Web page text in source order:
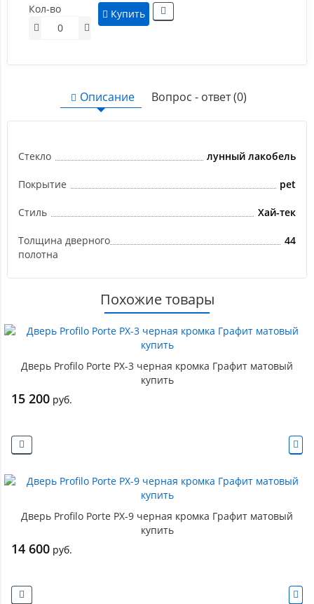
Кол-во
Купить
Описание Вопрос - ответ (0)
Стекло лунный лакобель
Покрытие pet
Стиль Хай-тек
Толщина дверного
полотна
44
Похожие товары
Дверь Profilo Porte PX-3 черная кромка Графит матовый
купить
15 200 руб.
Дверь Profilo Porte PX-9 черная кромка Графит матовый
купить
14 600 руб.